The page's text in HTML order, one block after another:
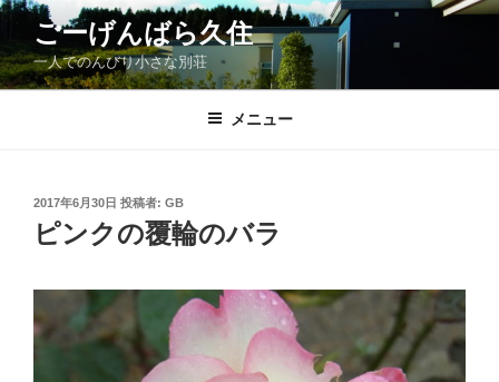
コ
テ
ン
ごーげんばら久住
一人でのんびり小さな別荘
メニュー
投
稿
日:
2017年6月30日 投稿者: GB
ピンクの覆輪のバラ